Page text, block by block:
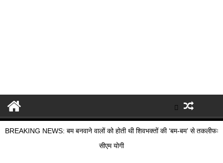
BREAKING NEWS: बम बनवाने वालों को होती थी शिवभक्तों की ‘बम-बम’ से तकलीफः
सीएम योगी